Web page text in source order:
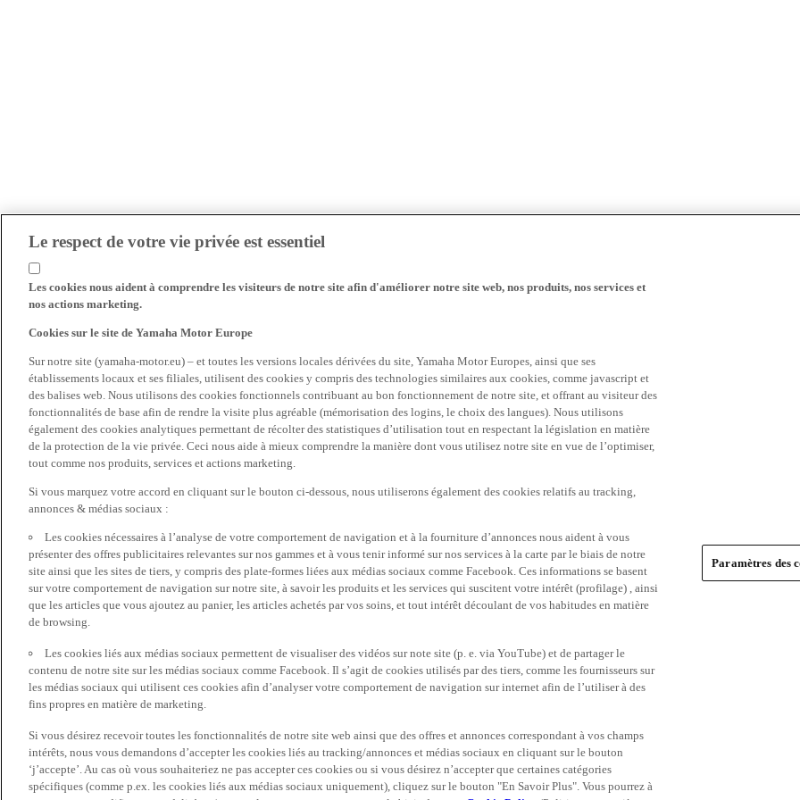
Le respect de votre vie privée est essentiel
Les cookies nous aident à comprendre les visiteurs de notre site afin d'améliorer notre site web, nos produits, nos services et
nos actions marketing.
Cookies sur le site de Yamaha Motor Europe
Sur notre site (yamaha-motor.eu) – et toutes les versions locales dérivées du site, Yamaha Motor Europes, ainsi que ses
établissements locaux et ses filiales, utilisent des cookies y compris des technologies similaires aux cookies, comme javascript et
des balises web. Nous utilisons des cookies fonctionnels contribuant au bon fonctionnement de notre site, et offrant au visiteur des
fonctionnalités de base afin de rendre la visite plus agréable (mémorisation des logins, le choix des langues). Nous utilisons
également des cookies analytiques permettant de récolter des statistiques d’utilisation tout en respectant la législation en matière
de la protection de la vie privée. Ceci nous aide à mieux comprendre la manière dont vous utilisez notre site en vue de l’optimiser,
tout comme nos produits, services et actions marketing.
Si vous marquez votre accord en cliquant sur le bouton ci-dessous, nous utiliserons également des cookies relatifs au tracking,
annonces & médias sociaux :
Les cookies nécessaires à l’analyse de votre comportement de navigation et à la fourniture d’annonces nous aident à vous
présenter des offres publicitaires relevantes sur nos gammes et à vous tenir informé sur nos services à la carte par le biais de notre
site ainsi que les sites de tiers, y compris des plate-formes liées aux médias sociaux comme Facebook. Ces informations se basent
sur votre comportement de navigation sur notre site, à savoir les produits et les services qui suscitent votre intérêt (profilage) , ainsi
que les articles que vous ajoutez au panier, les articles achetés par vos soins, et tout intérêt découlant de vos habitudes en matière
de browsing.
Les cookies liés aux médias sociaux permettent de visualiser des vidéos sur note site (p. e. via YouTube) et de partager le
contenu de notre site sur les médias sociaux comme Facebook. Il s’agit de cookies utilisés par des tiers, comme les fournisseurs sur
les médias sociaux qui utilisent ces cookies afin d’analyser votre comportement de navigation sur internet afin de l’utiliser à des
fins propres en matière de marketing.
Si vous désirez recevoir toutes les fonctionnalités de notre site web ainsi que des offres et annonces correspondant à vos champs
intérêts, nous vous demandons d’accepter les cookies liés au tracking/annonces et médias sociaux en cliquant sur le bouton
‘j’accepte’. Au cas où vous souhaiteriez ne pas accepter ces cookies ou si vous désirez n’accepter que certaines catégories
spécifiques (comme p.ex. les cookies liés aux médias sociaux uniquement), cliquez sur le bouton "En Savoir Plus". Vous pourrez à
Paramètres des